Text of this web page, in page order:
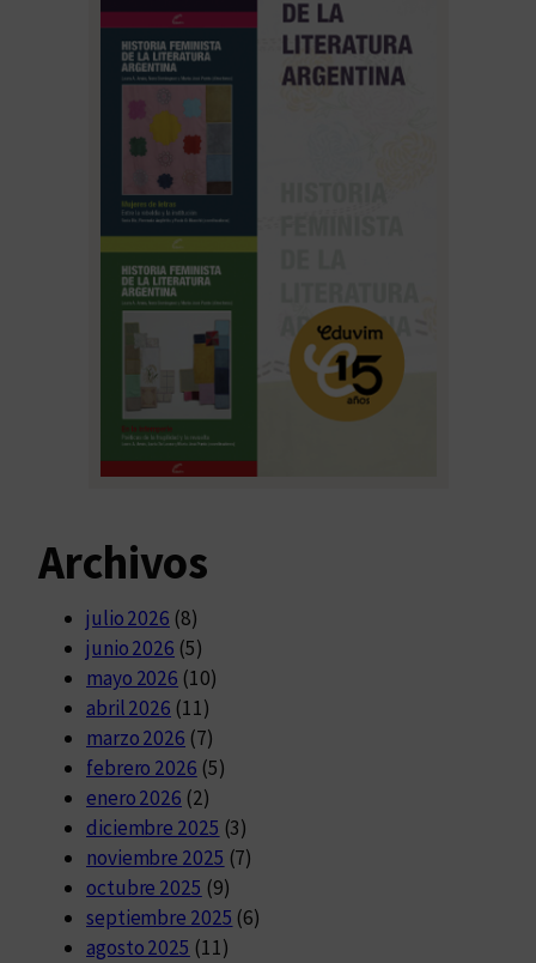
Archivos
julio 2026 (8)
junio 2026 (5)
mayo 2026 (10)
abril 2026 (11)
marzo 2026 (7)
febrero 2026 (5)
enero 2026 (2)
diciembre 2025 (3)
noviembre 2025 (7)
octubre 2025 (9)
septiembre 2025 (6)
agosto 2025 (11)